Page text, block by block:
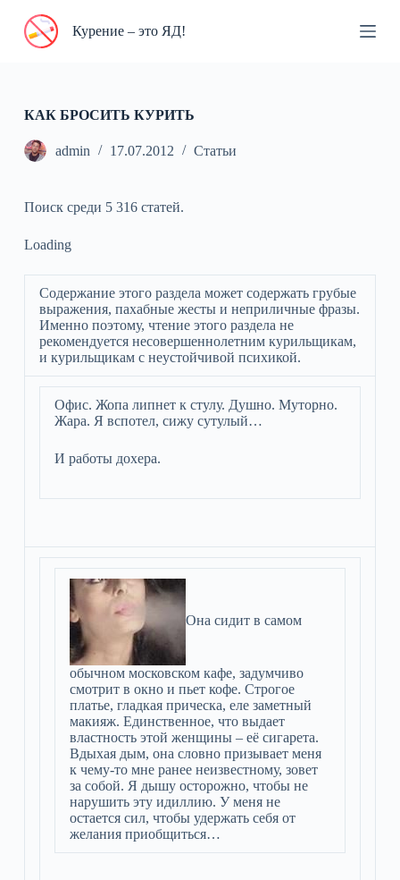
П
и
Курение – это ЯД!
КАК БРОСИТЬ КУРИТЬ
admin 17.07.2012 Статьи
Поиск среди 5 316 статей.
Loading
Содержание этого раздела может содержать грубые
выражения, пахабные жесты и неприличные фразы.
Именно поэтому, чтение этого раздела не
рекомендуется несовершеннолетним курильщикам,
и курильщикам с неустойчивой психикой.
Офис. Жопа липнет к стулу. Душно. Муторно.
Жара. Я вспотел, сижу сутулый…
И работы дохера.
Она сидит в самом
обычном московском кафе, задумчиво
смотрит в окно и пьет кофе. Строгое
платье, гладкая прическа, еле заметный
макияж. Единственное, что выдает
властность этой женщины – её сигарета.
Вдыхая дым, она словно призывает меня
к чему-то мне ранее неизвестному, зовет
за собой. Я дышу осторожно, чтобы не
нарушить эту идиллию. У меня не
остается сил, чтобы удержать себя от
желания приобщиться…